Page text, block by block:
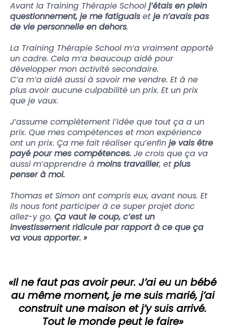
Avant la Training Thérapie School j’étais en plein
questionnement, je me fatiguaiset je n’avais pas
de vie personnelle en dehors.
La Training Thérapie School m’a vraiment apporté
un cadre. Cela m’a beaucoup aidé pour
développer mon activité secondaire.
C’a m’a aidé aussi à savoir me vendre. Et à ne
plus avoir aucune culpabilité un prix. Et un prix
que je vaux.
J’assume complètement l’idée que tout ça a un
prix. Que mes compétences et mon expérience
ont un prix. Ça me fait réaliser qu’enfin je vais être
payé pour mes compétences. Je crois que ça va
aussi m’apprendre à moins travailler, et plus
penser à moi.
Thomas et Simon ont compris eux, avant nous. Et
ils nous font participer à ce super projet donc
allez-y go. Ça vaut le coup, c’est un
investissement ridicule par rapport à ce que ça
va vous apporter. »
«Il ne faut pas avoir peur. J’ai eu un bébé
au même moment, je me suis marié, j’ai
construit une maison et j’y suis arrivé.
Tout le monde peut le faire»